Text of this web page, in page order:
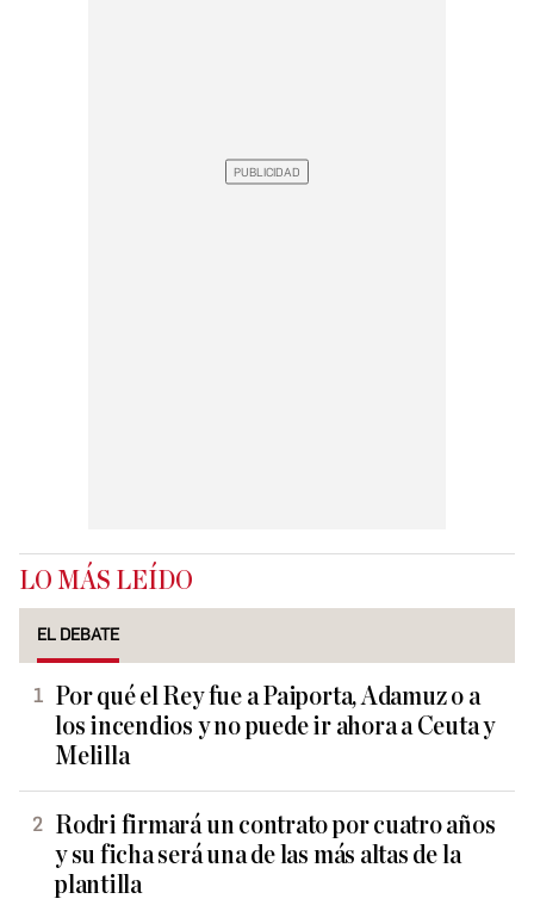
LO MÁS LEÍDO
EL DEBATE
Por qué el Rey fue a Paiporta, Adamuz o a
los incendios y no puede ir ahora a Ceuta y
Melilla
Rodri firmará un contrato por cuatro años
y su ficha será una de las más altas de la
plantilla